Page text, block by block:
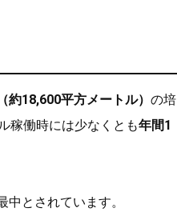
約18,600平方メートル） の培
稼働時には少なくとも年間1
とされています。